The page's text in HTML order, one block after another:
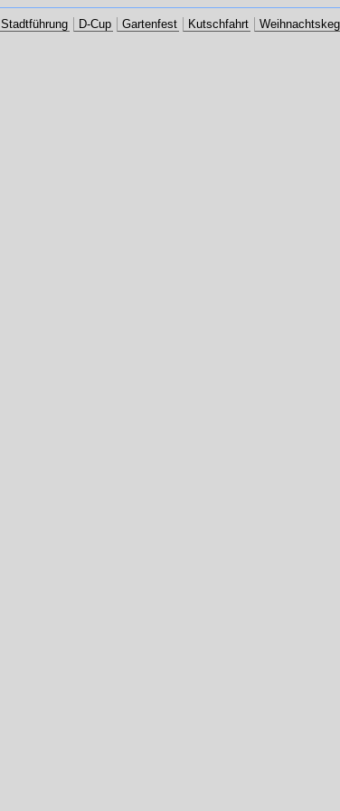
Stadtführung D-Cup Gartenfest Kutschfahrt